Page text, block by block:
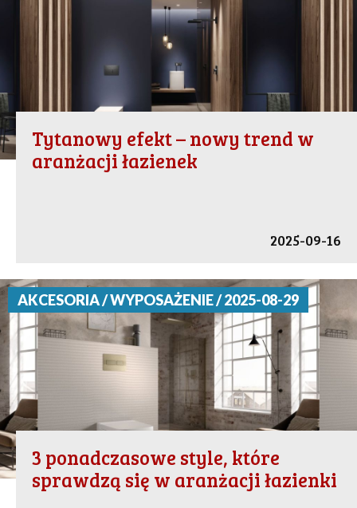
Tytanowy efekt – nowy trend w
aranżacji łazienek
2025-09-16
AKCESORIA / WYPOSAŻENIE / 2025-08-29
3 ponadczasowe style, które
sprawdzą się w aranżacji łazienki